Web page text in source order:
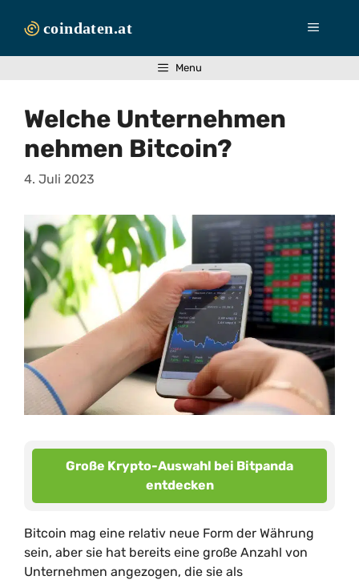
Inhalt
Menü
Menu
Welche Unternehmen
nehmen Bitcoin?
4. Juli 2023
Große Krypto-Auswahl bei Bitpanda
entdecken
Bitcoin mag eine relativ neue Form der Währung
sein, aber sie hat bereits eine große Anzahl von
Unternehmen angezogen, die sie als